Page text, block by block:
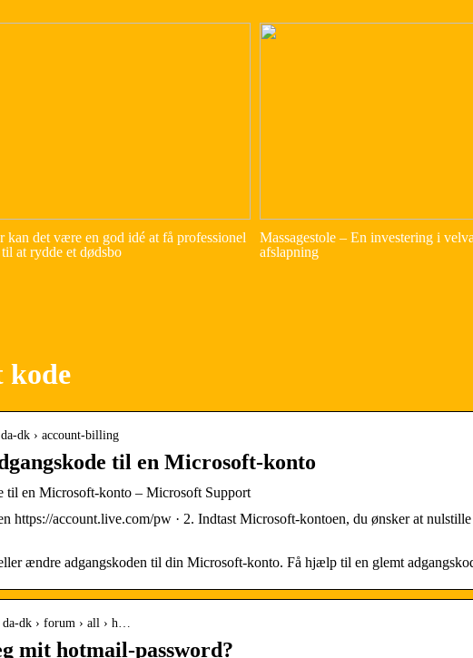
kan det være en god idé at få professionel
at rydde et dødsbo
Massagestole – En investering i
afslapning
kode
dk › account-billing
til en Microsoft-konto
til en Microsoft-konto – Microsoft Support
https://account.live.com/pw · 2. Indtast Microsoft-kontoen, du ønsker at
ændre adgangskoden til din Microsoft-konto. Få hjælp til en glemt
dk › forum › all › h…
mit hotmail-password?